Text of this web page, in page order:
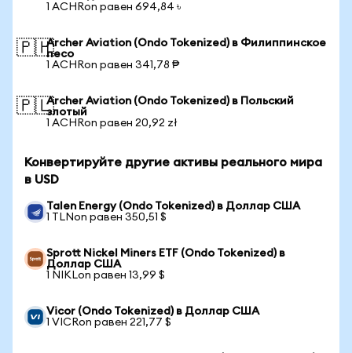
1 ACHRon равен 694,84 ৳
🇵🇭Archer Aviation (Ondo Tokenized) в Филиппинское
песо
1 ACHRon равен 341,78 ₱
🇵🇱Archer Aviation (Ondo Tokenized) в Польский
злотый
1 ACHRon равен 20,92 zł
Конвертируйте другие активы реального мира
в USD
Talen Energy (Ondo Tokenized) в Доллар США
1 TLNon равен 350,51 $
Sprott Nickel Miners ETF (Ondo Tokenized) в
Доллар США
1 NIKLon равен 13,99 $
Vicor (Ondo Tokenized) в Доллар США
1 VICRon равен 221,77 $